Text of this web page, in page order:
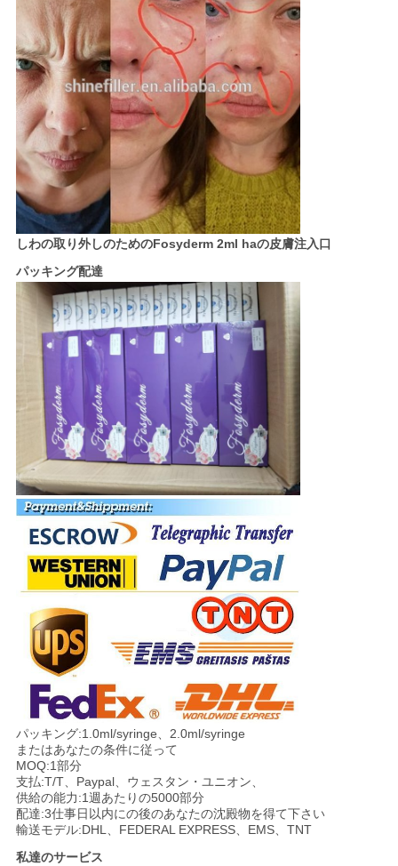
しわの取り外しのためのFosyderm 2ml haの皮膚注入口
パッキング配達
パッキング:1.0ml/syringe、2.0ml/syringe
またはあなたの条件に従って
MOQ:1部分
支払:T/T、Paypal、ウェスタン・ユニオン、
供給の能力:1週あたりの5000部分
配達:3仕事日以内にの後のあなたの沈殿物を得て下さい
輸送モデル:DHL、FEDERAL EXPRESS、EMS、TNT
私達のサービス